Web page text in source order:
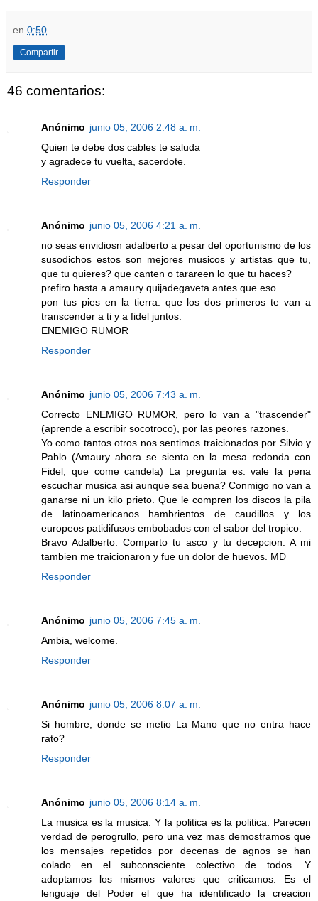
en 0:50
Compartir
46 comentarios:
Anónimo junio 05, 2006 2:48 a. m.
Quien te debe dos cables te saluda
y agradece tu vuelta, sacerdote.
Responder
Anónimo junio 05, 2006 4:21 a. m.
no seas envidiosn adalberto a pesar del oportunismo de los
susodichos estos son mejores musicos y artistas que tu,
que tu quieres? que canten o tarareen lo que tu haces?
prefiro hasta a amaury quijadegaveta antes que eso.
pon tus pies en la tierra. que los dos primeros te van a
transcender a ti y a fidel juntos.
ENEMIGO RUMOR
Responder
Anónimo junio 05, 2006 7:43 a. m.
Correcto ENEMIGO RUMOR, pero lo van a "trascender"
(aprende a escribir socotroco), por las peores razones.
Yo como tantos otros nos sentimos traicionados por Silvio y
Pablo (Amaury ahora se sienta en la mesa redonda con
Fidel, que come candela) La pregunta es: vale la pena
escuchar musica asi aunque sea buena? Conmigo no van a
ganarse ni un kilo prieto. Que le compren los discos la pila
de latinoamericanos hambrientos de caudillos y los
europeos patidifusos embobados con el sabor del tropico.
Bravo Adalberto. Comparto tu asco y tu decepcion. A mi
tambien me traicionaron y fue un dolor de huevos. MD
Responder
Anónimo junio 05, 2006 7:45 a. m.
Ambia, welcome.
Responder
Anónimo junio 05, 2006 8:07 a. m.
Si hombre, donde se metio La Mano que no entra hace
rato?
Responder
Anónimo junio 05, 2006 8:14 a. m.
La musica es la musica. Y la politica es la politica. Parecen
verdad de perogrullo, pero una vez mas demostramos que
los mensajes repetidos por decenas de agnos se han
colado en el subconsciente colectivo de todos. Y
adoptamos los mismos valores que criticamos. Es el
lenguaje del Poder el que ha identificado la creacion